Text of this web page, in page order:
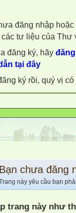
đăng nhập
tư liệu của Thư
đăng ký, hãy
tại đây
ký rồi, quý vị
Bạn chưa đăng
này yêu cầu bạn
trang này như